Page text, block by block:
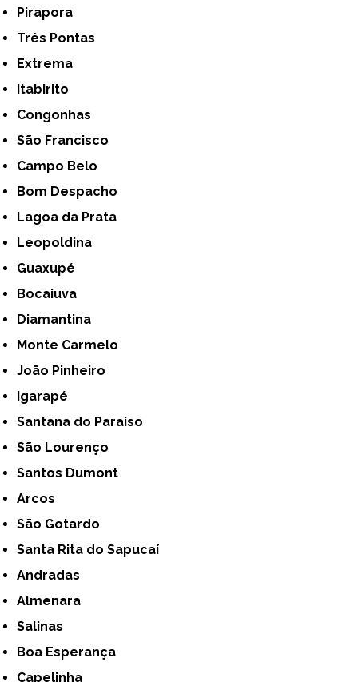
Pirapora
Três Pontas
Extrema
Itabirito
Congonhas
São Francisco
Campo Belo
Bom Despacho
Lagoa da Prata
Leopoldina
Guaxupé
Bocaiuva
Diamantina
Monte Carmelo
João Pinheiro
Igarapé
Santana do Paraíso
São Lourenço
Santos Dumont
Arcos
São Gotardo
Santa Rita do Sapucaí
Andradas
Almenara
Salinas
Boa Esperança
Capelinha